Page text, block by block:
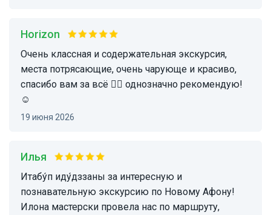
horizon
Очень классная и содержательная экскурсия,
места потрясающие, очень чарующе и красиво,
спасибо вам за всё 👌🏼 однозначно рекомендую!
☺️
19 июня 2026
Илья
Итабу́п иду́дззаны за интересную и
познавательную экскурсию по Новому Афону!
Илона мастерски провела нас по маршруту,